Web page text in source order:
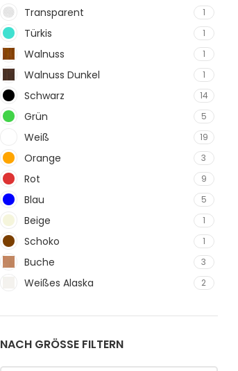
Transparent 1
Türkis 1
Walnuss 1
Walnuss Dunkel 1
Schwarz 14
Grün 5
Weiß 19
Orange 3
Rot 9
Blau 5
Beige 1
Schoko 1
Buche 3
Weißes Alaska 2
NACH GRÖSSE FILTERN